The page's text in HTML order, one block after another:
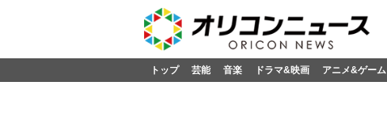
トップ 芸能 音楽 ドラマ&映画 アニメ&ゲーム